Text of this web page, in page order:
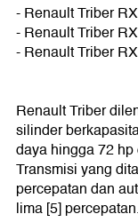
- Renault Triber
- Renault Triber
- Renault Triber
Renault Triber
silinder
daya hingga 72
Transmisi yang
percepatan dan
lima [5] percepatan.